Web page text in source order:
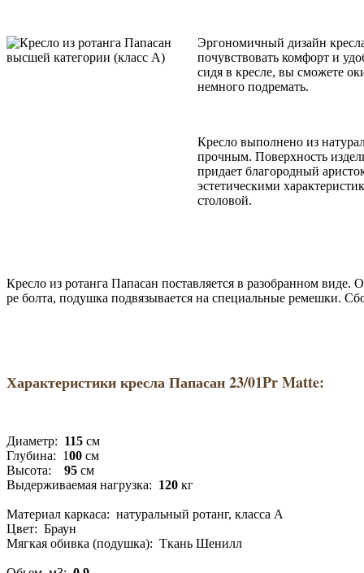
Эргономичный дизайн
почувствовать комфорт и
сидя в кресле, вы сможете
немного подремать.
Кресло выполнено из
прочным. Поверхность
придает благородный
эстетическими
столовой.
Кресло из ротанга Папасан поставляется в разобранном
ре болта, подушка подвязывается на специальные ремешки.
Характеристики кресла Папасан 23/01Pr Matte:
Диаметр: 115 см
Глубина: 100 см
Высота: 95 см
Выдерживаемая нагрузка: 120 кг
Материал каркаса: натуральный ротанг, класса А
Цвет: Браун
Мягкая обивка (подушка): Ткань Шенилл